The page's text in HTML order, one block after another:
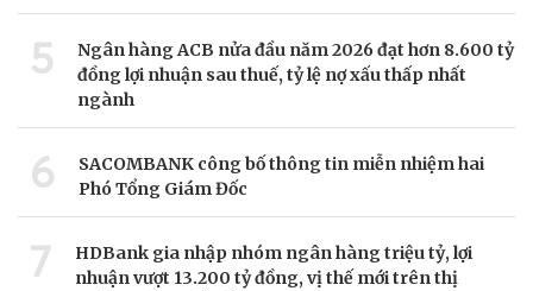
5
Ngân hàng ACB nửa đầu năm 2026 đạt hơn 8.600 tỷ
đồng lợi nhuận sau thuế, tỷ lệ nợ xấu thấp nhất
ngành
6
SACOMBANK công bố thông tin miễn nhiệm hai
Phó Tổng Giám Đốc
7
HDBank gia nhập nhóm ngân hàng triệu tỷ, lợi
nhuận vượt 13.200 tỷ đồng, vị thế mới trên thị